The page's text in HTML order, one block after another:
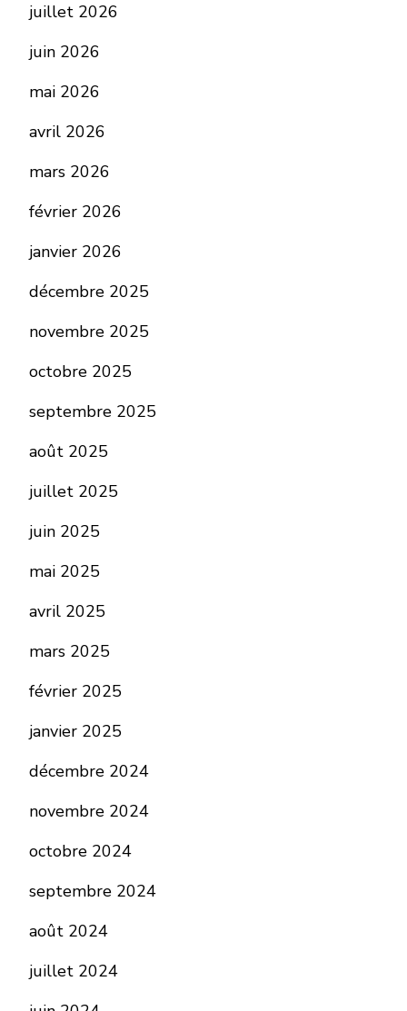
juillet 2026
juin 2026
mai 2026
avril 2026
mars 2026
février 2026
janvier 2026
décembre 2025
novembre 2025
octobre 2025
septembre 2025
août 2025
juillet 2025
juin 2025
mai 2025
avril 2025
mars 2025
février 2025
janvier 2025
décembre 2024
novembre 2024
octobre 2024
septembre 2024
août 2024
juillet 2024